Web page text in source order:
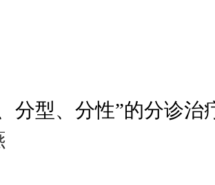
分型、分性”的分诊治